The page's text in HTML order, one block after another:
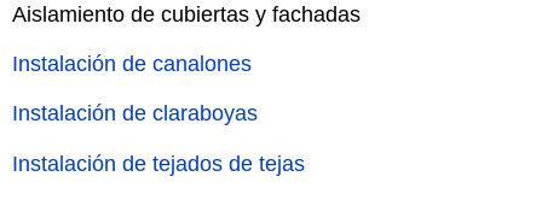
Aislamiento de cubiertas y fachadas
Instalación de canalones
Instalación de claraboyas
Instalación de tejados de tejas